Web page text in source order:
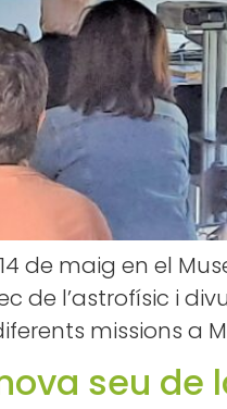
de maig en el
de l’astrofísic i
missions a
seu de